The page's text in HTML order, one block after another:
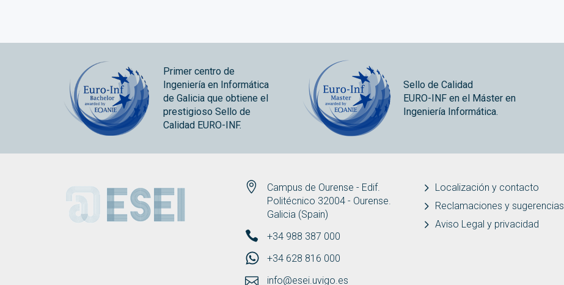
Primer centro de
Ingeniería en Informática
de Galicia que obtiene el
prestigioso Sello de
Calidad EURO-INF.
Sello de Calidad
EURO-INF en el Máster en
Ingeniería Informática.
ESEI
Campus de Ourense - Edif.
Politécnico 32004 - Ourense.
Galicia (Spain)
+34 988 387 000
+34 628 816 000
info@esei.uvigo.es
Localización y contacto
Reclamaciones y sugerencias
Aviso Legal y privacidad